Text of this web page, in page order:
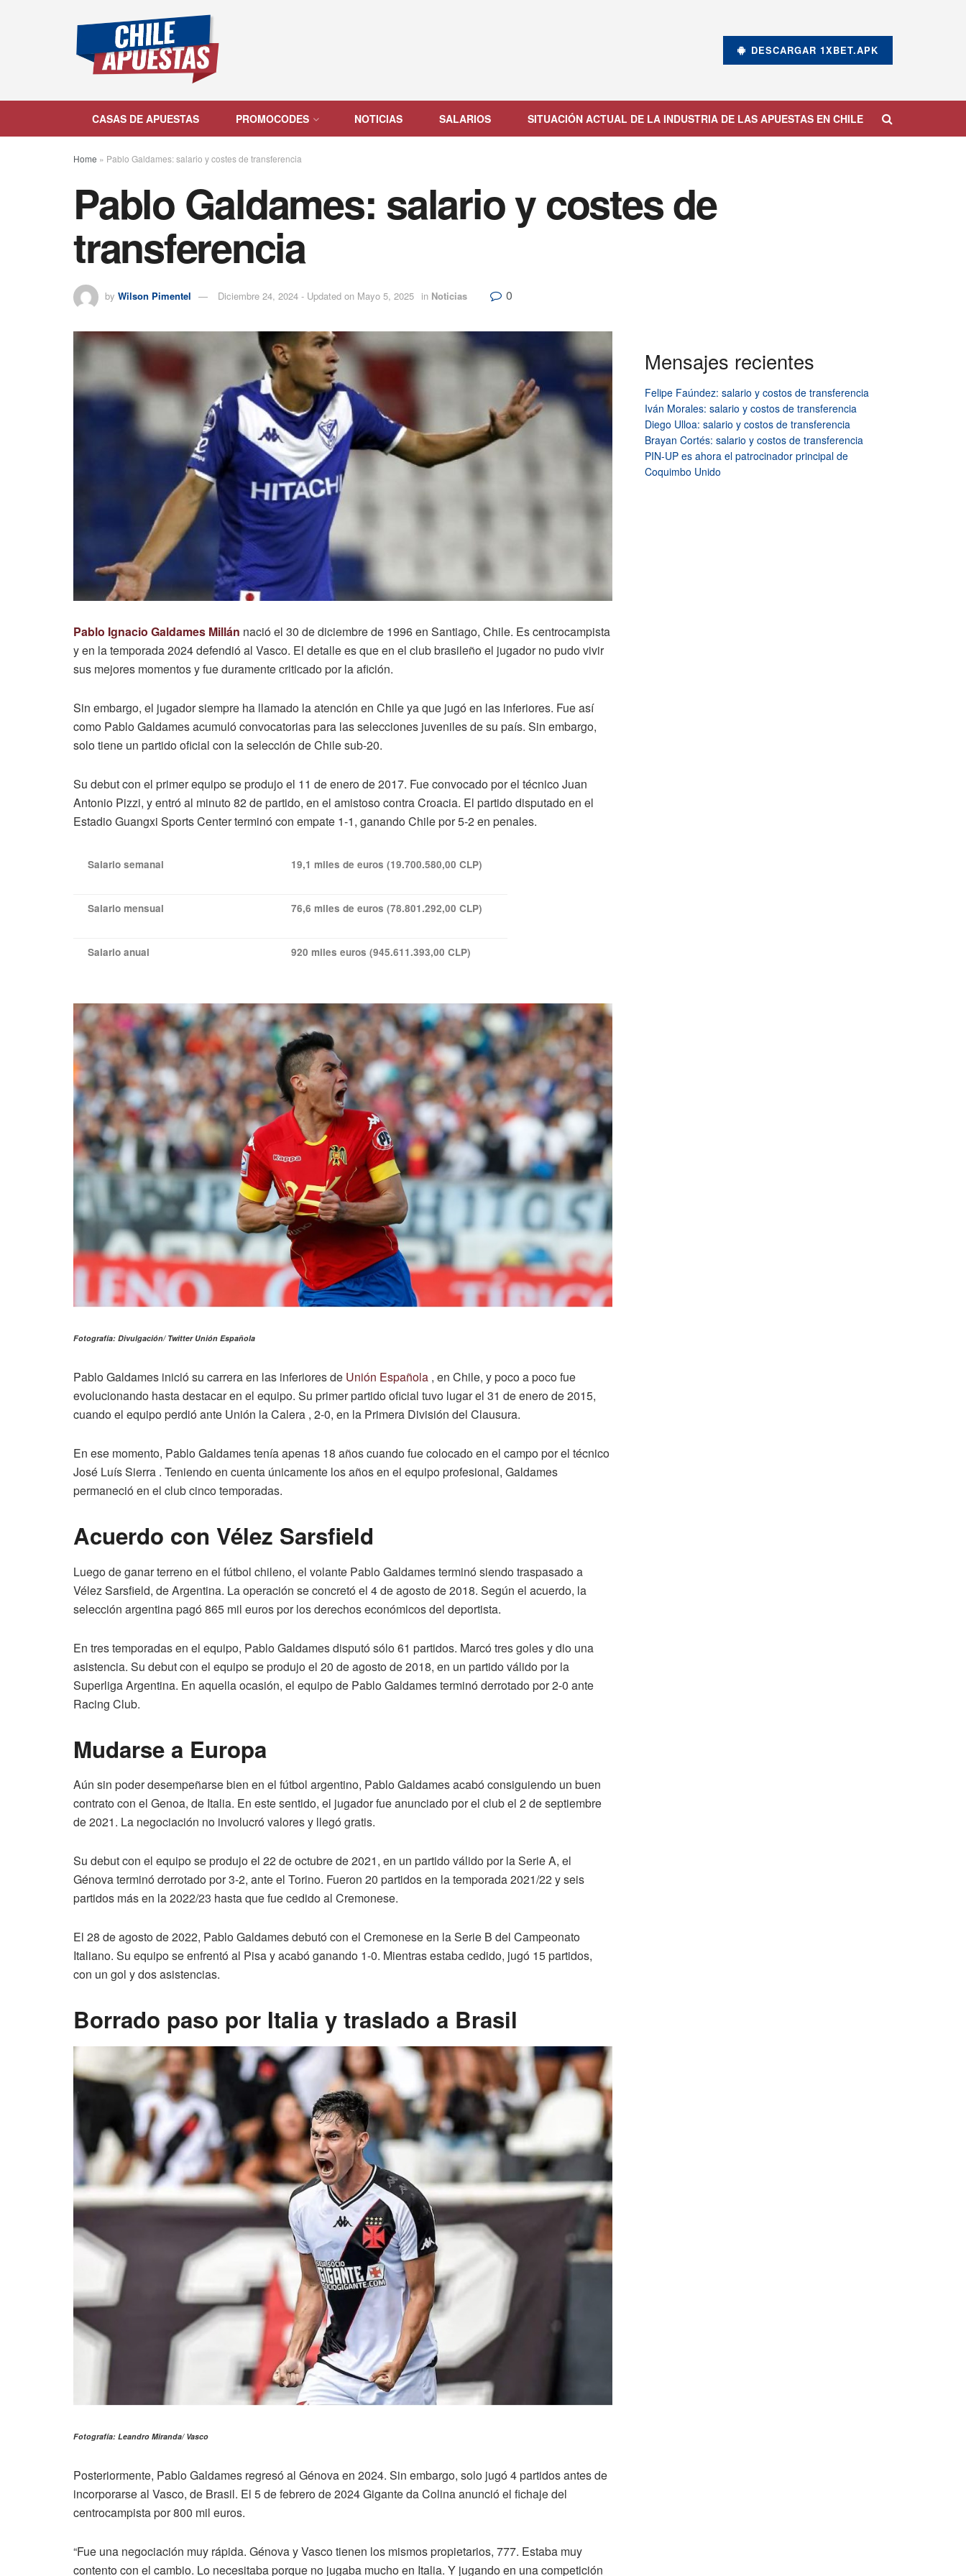
DESCARGAR 1XBET.APK
CASAS DE APUESTAS PROMOCODES NOTICIAS SALARIOS SITUACIÓN ACTUAL DE LA INDUSTRIA DE LAS APUESTAS EN CHILE
Home » Pablo Galdames: salario y costes de transferencia
Pablo Galdames: salario y costes de
transferencia
by Wilson Pimentel Diciembre 24, 2024 - Updated on Mayo 5, 2025 in Noticias 0
Pablo Ignacio Galdames Millán nació el 30 de diciembre de 1996 en Santiago, Chile. Es centrocampista
y en la temporada 2024 defendió al Vasco. El detalle es que en el club brasileño el jugador no pudo vivir
sus mejores momentos y fue duramente criticado por la afición.
Sin embargo, el jugador siempre ha llamado la atención en Chile ya que jugó en las inferiores. Fue así
como Pablo Galdames acumuló convocatorias para las selecciones juveniles de su país. Sin embargo,
solo tiene un partido oficial con la selección de Chile sub-20.
Su debut con el primer equipo se produjo el 11 de enero de 2017. Fue convocado por el técnico Juan
Antonio Pizzi, y entró al minuto 82 de partido, en el amistoso contra Croacia. El partido disputado en el
Estadio Guangxi Sports Center terminó con empate 1-1, ganando Chile por 5-2 en penales.
Salario semanal 19,1 miles de euros (19.700.580,00 CLP)
Salario mensual 76,6 miles de euros (78.801.292,00 CLP)
Salario anual 920 miles euros (945.611.393,00 CLP)
Fotografía: Divulgación/ Twitter Unión Española
Pablo Galdames inició su carrera en las inferiores de Unión Española , en Chile, y poco a poco fue
evolucionando hasta destacar en el equipo. Su primer partido oficial tuvo lugar el 31 de enero de 2015,
cuando el equipo perdió ante Unión la Calera , 2-0, en la Primera División del Clausura.
En ese momento, Pablo Galdames tenía apenas 18 años cuando fue colocado en el campo por el técnico
José Luís Sierra . Teniendo en cuenta únicamente los años en el equipo profesional, Galdames
permaneció en el club cinco temporadas.
Acuerdo con Vélez Sarsfield
Luego de ganar terreno en el fútbol chileno, el volante Pablo Galdames terminó siendo traspasado a
Vélez Sarsfield, de Argentina. La operación se concretó el 4 de agosto de 2018. Según el acuerdo, la
selección argentina pagó 865 mil euros por los derechos económicos del deportista.
En tres temporadas en el equipo, Pablo Galdames disputó sólo 61 partidos. Marcó tres goles y dio una
asistencia. Su debut con el equipo se produjo el 20 de agosto de 2018, en un partido válido por la
Superliga Argentina. En aquella ocasión, el equipo de Pablo Galdames terminó derrotado por 2-0 ante
Racing Club.
Mudarse a Europa
Aún sin poder desempeñarse bien en el fútbol argentino, Pablo Galdames acabó consiguiendo un buen
contrato con el Genoa, de Italia. En este sentido, el jugador fue anunciado por el club el 2 de septiembre
de 2021. La negociación no involucró valores y llegó gratis.
Su debut con el equipo se produjo el 22 de octubre de 2021, en un partido válido por la Serie A, el
Génova terminó derrotado por 3-2, ante el Torino. Fueron 20 partidos en la temporada 2021/22 y seis
partidos más en la 2022/23 hasta que fue cedido al Cremonese.
El 28 de agosto de 2022, Pablo Galdames debutó con el Cremonese en la Serie B del Campeonato
Italiano. Su equipo se enfrentó al Pisa y acabó ganando 1-0. Mientras estaba cedido, jugó 15 partidos,
con un gol y dos asistencias.
Borrado paso por Italia y traslado a Brasil
Fotografía: Leandro Miranda/ Vasco
Posteriormente, Pablo Galdames regresó al Génova en 2024. Sin embargo, solo jugó 4 partidos antes de
incorporarse al Vasco, de Brasil. El 5 de febrero de 2024 Gigante da Colina anunció el fichaje del
centrocampista por 800 mil euros.
“Fue una negociación muy rápida. Génova y Vasco tienen los mismos propietarios, 777. Estaba muy
contento con el cambio. Lo necesitaba porque no jugaba mucho en Italia. Y jugando en una competición
Mensajes recientes
Felipe Faúndez: salario y costos de transferencia
Iván Morales: salario y costos de transferencia
Diego Ulloa: salario y costos de transferencia
Brayan Cortés: salario y costos de transferencia
PIN-UP es ahora el patrocinador principal de
Coquimbo Unido